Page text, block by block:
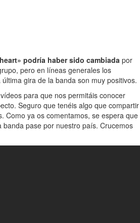
podría haber sido cambiada por
pero en líneas generales los
gira de la banda son muy positivos.
para que nos permitáis conocer
Seguro que tenéis algo que compartir
Como ya os comentamos, se espera que
pase por nuestro país. Crucemos